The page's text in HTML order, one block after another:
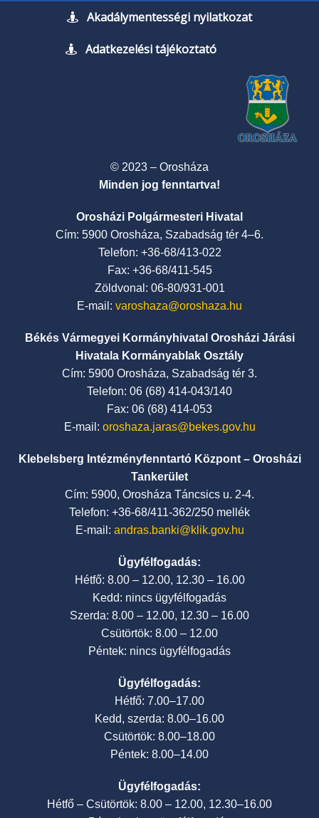
Akadálymentességi nyilatkozat
Adatkezelési tájékoztató
© 2023 – Orosháza
Minden jog fenntartva!
Orosházi Polgármesteri Hivatal
Cím: 5900 Orosháza, Szabadság tér 4–6.
Telefon: +36-68/413-022
Fax: +36-68/411-545
Zöldvonal: 06-80/931-001
E-mail: varoshaza@oroshaza.hu
Békés Vármegyei Kormányhivatal Orosházi Járási
Hivatala Kormányablak Osztály
Cím: 5900 Orosháza, Szabadság tér 3.
Telefon: 06 (68) 414-043/140
Fax: 06 (68) 414-053
E-mail: oroshaza.jaras@bekes.gov.hu
Klebelsberg Intézményfenntartó Központ – Orosházi
Tankerület
Cím: 5900, Orosháza Táncsics u. 2-4.
Telefon: +36-68/411-362/250 mellék
E-mail: andras.banki@klik.gov.hu
Ügyfélfogadás:
Hétfő: 8.00 – 12.00, 12.30 – 16.00
Kedd: nincs ügyfélfogadás
Szerda: 8.00 – 12.00, 12.30 – 16.00
Csütörtök: 8.00 – 12.00
Péntek: nincs ügyfélfogadás
Ügyfélfogadás:
Hétfő: 7.00–17.00
Kedd, szerda: 8.00–16.00
Csütörtök: 8.00–18.00
Péntek: 8.00–14.00
Ügyfélfogadás:
Hétfő – Csütörtök: 8.00 – 12.00, 12.30–16.00